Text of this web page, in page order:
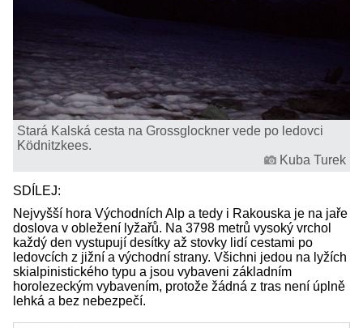
Stará Kalská cesta na Grossglockner vede po ledovci
Ködnitzkees.
Kuba Turek
SDÍLEJ:
Nejvyšší hora Východních Alp a tedy i Rakouska je na jaře
doslova v obležení lyžařů. Na 3798 metrů vysoký vrchol
každý den vystupují desítky až stovky lidí cestami po
ledovcích z jižní a východní strany. Všichni jedou na lyžích
skialpinistického typu a jsou vybaveni základním
horolezeckým vybavením, protože žádná z tras není úplně
lehká a bez nebezpečí.